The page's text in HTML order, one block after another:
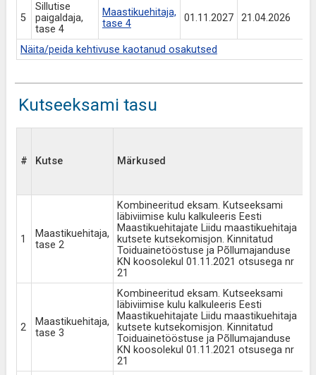
5
Sillutise
paigaldaja,
tase 4
Maastikuehitaja,
tase 4
01.11.2027 21.04.2026
Näita/peida kehtivuse kaotanud osakutsed
Kutseeksami tasu
# Kutse Märkused
1
Maastikuehitaja,
tase 2
Kombineeritud eksam. Kutseeksami
läbiviimise kulu kalkuleeris Eesti
Maastikuehitajate Liidu maastikuehitaja
kutsete kutsekomisjon. Kinnitatud
Toiduainetööstuse ja Põllumajanduse
KN koosolekul 01.11.2021 otsusega nr
21
2
Maastikuehitaja,
tase 3
Kombineeritud eksam. Kutseeksami
läbiviimise kulu kalkuleeris Eesti
Maastikuehitajate Liidu maastikuehitaja
kutsete kutsekomisjon. Kinnitatud
Toiduainetööstuse ja Põllumajanduse
KN koosolekul 01.11.2021 otsusega nr
21